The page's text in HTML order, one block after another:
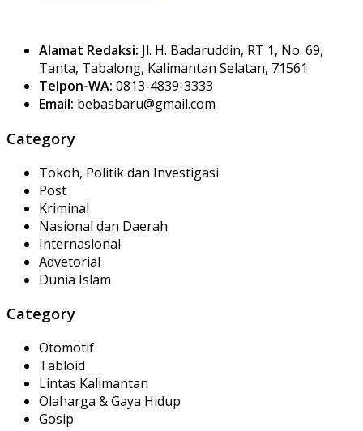
Alamat Redaksi: Jl. H. Badaruddin, RT 1, No. 69,
Tanta, Tabalong, Kalimantan Selatan, 71561
Telpon-WA: 0813-4839-3333
Email: bebasbaru@gmail.com
Category
Tokoh, Politik dan Investigasi
Post
Kriminal
Nasional dan Daerah
Internasional
Advetorial
Dunia Islam
Category
Otomotif
Tabloid
Lintas Kalimantan
Olaharga & Gaya Hidup
Gosip